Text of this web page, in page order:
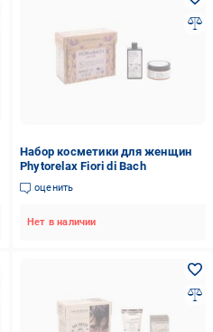
Набор косметики для женщин
Phytorelax Fiori di Bach
оценить
Нет в наличии